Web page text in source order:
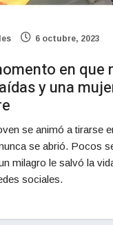
6 octubre, 2023
en que
y una
se animó a tirarse
se abrió. Pocos
milagro le salvó la
sociales.